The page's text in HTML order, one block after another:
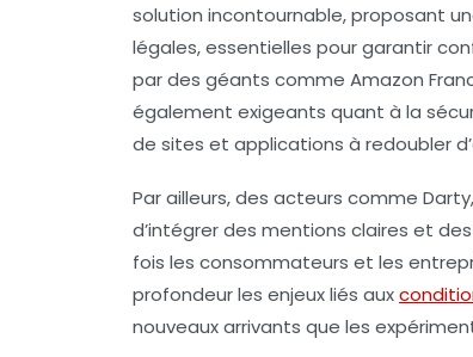
solution incontournable, proposant
légales, essentielles pour garantir
par des géants comme Amazon
également exigeants quant à la
de sites et applications à redoubler
Par ailleurs, des acteurs comme
d’intégrer des mentions claires et
fois les consommateurs et les
profondeur les enjeux liés aux
nouveaux arrivants que les